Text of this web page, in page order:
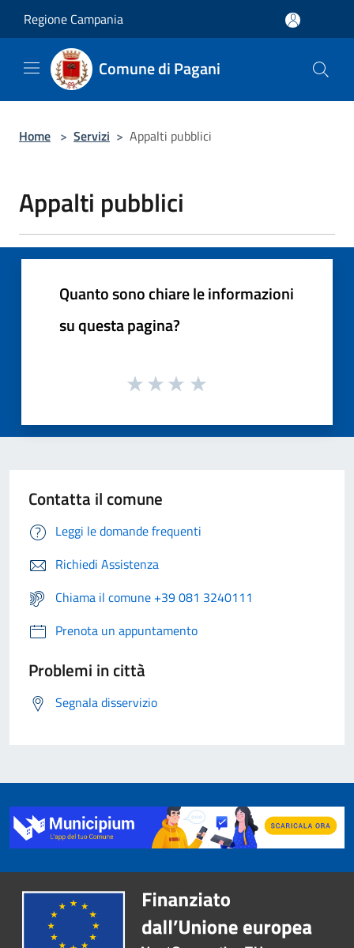
Regione Campania
Comune di Pagani
Home > Servizi > Appalti pubblici
Appalti pubblici
Quanto sono chiare le informazioni
su questa pagina?
Contatta il comune
Leggi le domande frequenti
Richiedi Assistenza
Chiama il comune +39 081 3240111
Prenota un appuntamento
Problemi in città
Segnala disservizio